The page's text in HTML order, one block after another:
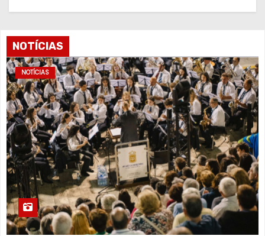
NOTÍCIAS
NOTÍCIAS